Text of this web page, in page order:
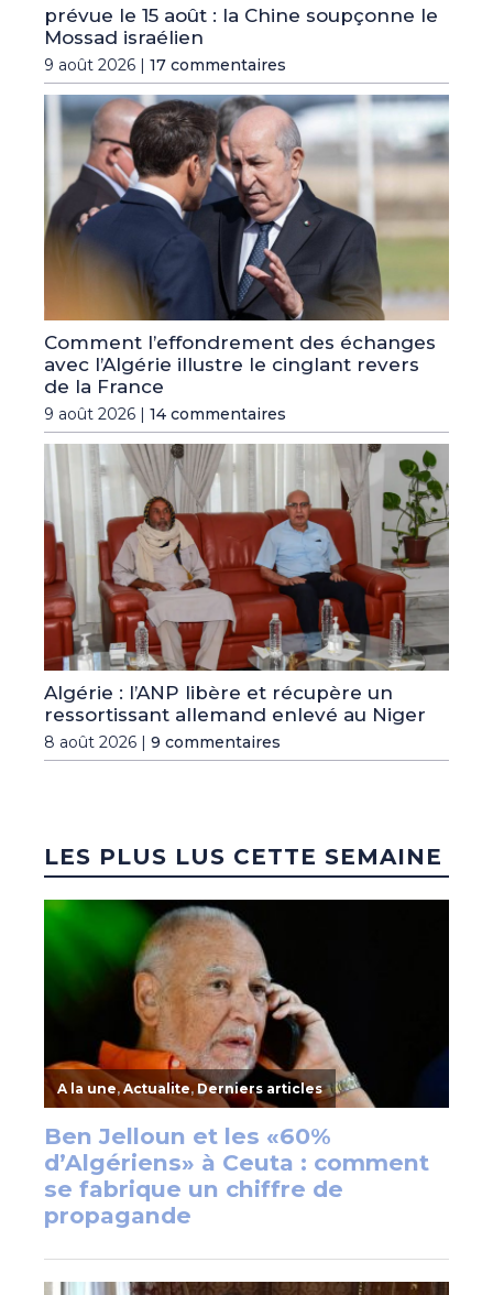
prévue le 15 août : la Chine soupçonne le
Mossad israélien
9 août 2026 | 17 commentaires
Comment l’effondrement des échanges
avec l’Algérie illustre le cinglant revers
de la France
9 août 2026 | 14 commentaires
Algérie : l’ANP libère et récupère un
ressortissant allemand enlevé au Niger
8 août 2026 | 9 commentaires
LES PLUS LUS CETTE SEMAINE